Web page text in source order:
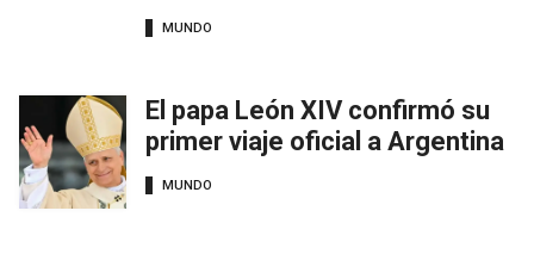
MUNDO
El papa León XIV confirmó su
primer viaje oficial a Argentina
MUNDO